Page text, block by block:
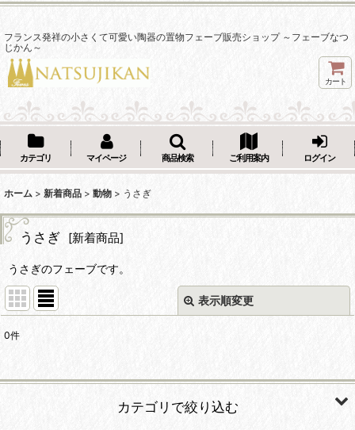
フランス発祥の小さくて可愛い陶器の置物フェーブ販売ショップ ～フェーブなつ
じかん～
カート
カテゴリ マイページ 商品検索 ご利用案内 ログイン
ホーム > 新着商品 > 動物 > うさぎ
うさぎ [新着商品]
うさぎのフェーブです。
表示順変更
0件
カテゴリで絞り込む